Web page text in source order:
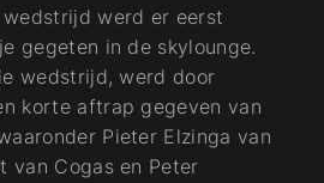
werd er eerst
gegeten in de skylounge.
wedstrijd, werd door
korte aftrap gegeven van
Pieter Elzinga van
van Cogas en Peter